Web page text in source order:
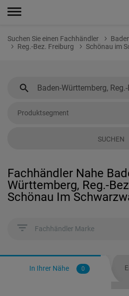
Suchen Sie einen Fachhändler
Reg.-Bez. Freiburg
Schönau im
Produktsegment
SUCHEN
Fachhändler Nahe
Württemberg, Reg.-
Schönau Im
Fachhändler Marke
In Ihrer Nähe 0